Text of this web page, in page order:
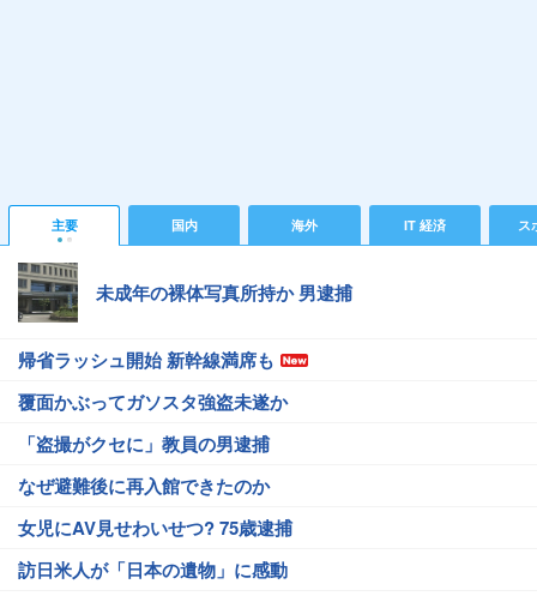
主要 国内 海外 IT 経済 ス
未成年の裸体写真所持か 男逮捕
帰省ラッシュ開始 新幹線満席も
覆面かぶってガソスタ強盗未遂か
「盗撮がクセに」教員の男逮捕
なぜ避難後に再入館できたのか
女児にAV見せわいせつ? 75歳逮捕
訪日米人が「日本の遺物」に感動